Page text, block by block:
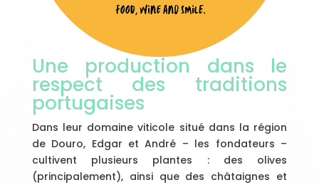
Une production dans le
respect des traditions
portugaises
Dans leur domaine viticole situé dans la région
de Douro, Edgar et André – les fondateurs –
cultivent plusieurs plantes : des olives
(principalement), ainsi que des châtaignes et